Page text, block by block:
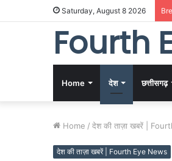
Saturday, August 8 2026
Fourth
Home देश छत्तीसगढ़
Home / देश की ताज़ा खबरें |
देश की ताज़ा खबरें | Fourth Eye News